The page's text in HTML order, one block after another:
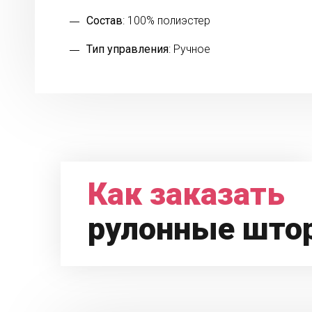
Состав: 100% полиэстер
Тип управления: Ручное
Как заказать
рулонные